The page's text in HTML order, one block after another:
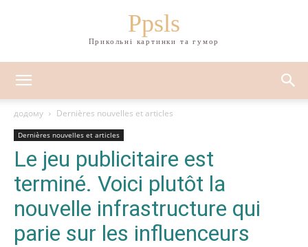
Ppsls
Прикольні картинки та гумор
додому Dernières nouvelles et articles
Dernières nouvelles et articles
Le jeu publicitaire est
terminé. Voici plutôt la
nouvelle infrastructure qui
parie sur les influenceurs